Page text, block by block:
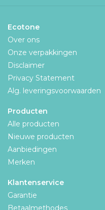
Ecotone
Over ons
Onze verpakkingen
Disclaimer
Privacy Statement
Alg. leveringsvoorwaarden
Producten
Alle producten
Nieuwe producten
Aanbiedingen
Merken
Klantenservice
Garantie
Betaalmethodes